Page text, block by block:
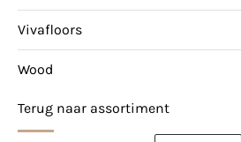
Vivafloors
Wood
Terug naar assortiment